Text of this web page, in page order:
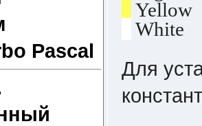
Pascal
White
Для